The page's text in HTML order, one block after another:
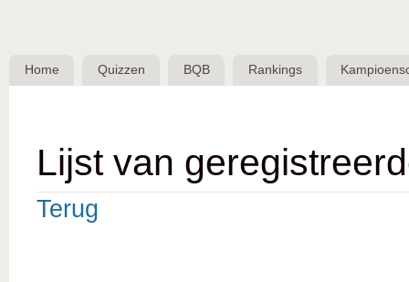
Belgische
QuizBond
Home Quizzen BQB Rankings
Lijst van
Terug